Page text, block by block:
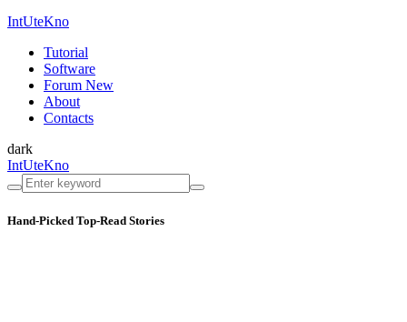
IntUteKno
Tutorial
Software
Forum New
About
Contacts
dark
IntUteKno
Hand-Picked Top-Read Stories